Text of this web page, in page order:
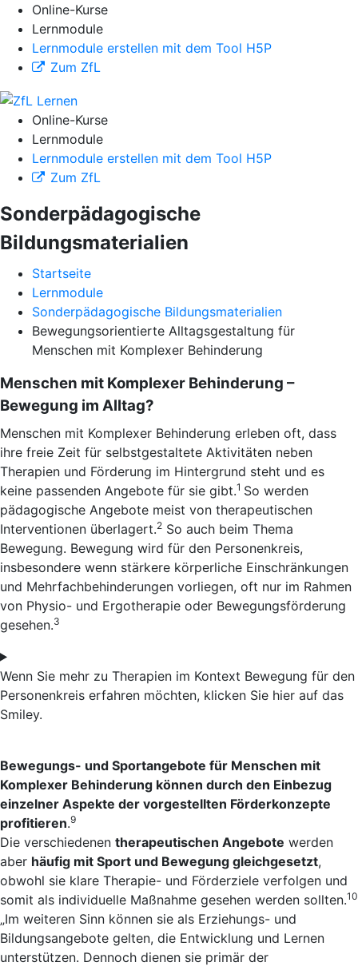
Online-Kurse
Lernmodule
Lernmodule erstellen mit dem Tool H5P
Zum ZfL
Online-Kurse
Lernmodule
Lernmodule erstellen mit dem Tool H5P
Zum ZfL
Sonderpädagogische
Bildungsmaterialien
Startseite
Lernmodule
Sonderpädagogische Bildungsmaterialien
Bewegungsorientierte Alltagsgestaltung für
Menschen mit Komplexer Behinderung
Menschen mit Komplexer Behinderung –
Bewegung im Alltag?
Menschen mit Komplexer Behinderung erleben oft, dass
ihre freie Zeit für selbstgestaltete Aktivitäten neben
Therapien und Förderung im Hintergrund steht und es
keine passenden Angebote für sie gibt.1 So werden
pädagogische Angebote meist von therapeutischen
Interventionen überlagert.2 So auch beim Thema
Bewegung. Bewegung wird für den Personenkreis,
insbesondere wenn stärkere körperliche Einschränkungen
und Mehrfachbehinderungen vorliegen, oft nur im Rahmen
von Physio- und Ergotherapie oder Bewegungsförderung
gesehen.3
Wenn Sie mehr zu Therapien im Kontext Bewegung für den
Personenkreis erfahren möchten, klicken Sie hier auf das
Smiley.
Bewegungs- und Sportangebote für Menschen mit
Komplexer Behinderung können durch den Einbezug
einzelner Aspekte der vorgestellten Förderkonzepte
profitieren.9
Die verschiedenen therapeutischen Angebote werden
aber häufig mit Sport und Bewegung gleichgesetzt,
obwohl sie klare Therapie- und Förderziele verfolgen und
somit als individuelle Maßnahme gesehen werden sollten.10
„Im weiteren Sinn können sie als Erziehungs- und
Bildungsangebote gelten, die Entwicklung und Lernen
unterstützen. Dennoch dienen sie primär der